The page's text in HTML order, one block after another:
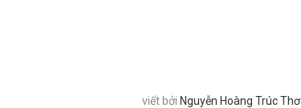
viết bởi Nguyễn Hoàng Trúc Thơ